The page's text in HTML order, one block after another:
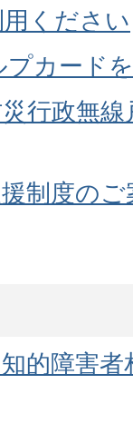
ください
カード
行政無
制度のご
的障害